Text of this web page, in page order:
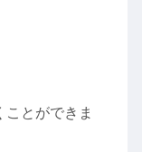
とができま